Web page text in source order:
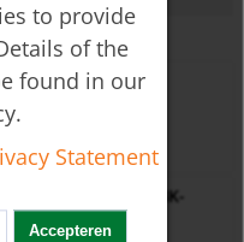
07/NBK-10/NBK-
NBK-06/NBK-07/NBK-
NBK-33
to provide
of the
found in our
Statement
Accepteren